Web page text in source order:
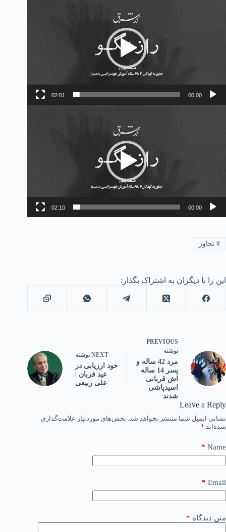
00:00
02:01
00:00
02:10
#تجاوز
این را با دیگران به اشتراک بگذار:
PREVIOUS
نوشته
مرد 42 ساله و
پسر 14 ساله
اش قربانی
اسیدپاشی
شدند
NEXT نوشته
خود ارزیابی در
عید قربان |
علی ربیعی
Leave a Reply
نشانی ایمیل شما منتشر نخواهد شد. بخش‌های موردنیاز علامت‌گذاری
شده‌اند *
Name
*
Email
*
متن دیدگاه *